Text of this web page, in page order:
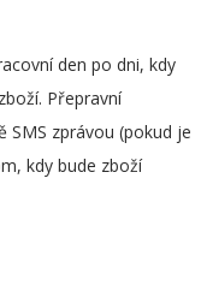
den po dni, kdy
Přepravní
SMS zprávou (pokud je
kdy bude zboží